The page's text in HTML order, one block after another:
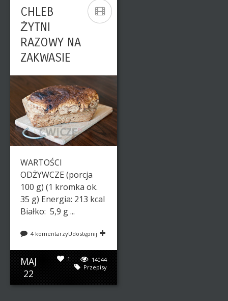
CHLEB
ŻYTNI
RAZOWY NA
ZAKWASIE
WARTOŚCI
ODŻYWCZE (porcja
100 g) (1 kromka ok.
35 g) Energia: 213 kcal
Białko: 5,9 g ...
4 komentarzyUdostępnij
MAJ
22
14044
1
Przepisy